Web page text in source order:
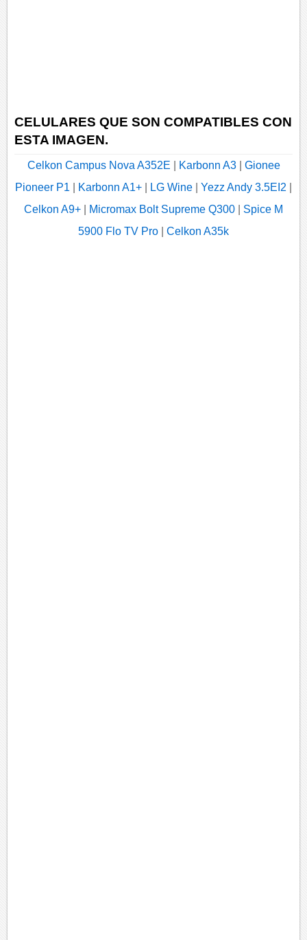
CELULARES QUE SON COMPATIBLES CON
ESTA IMAGEN.
Celkon Campus Nova A352E Karbonn A3| Gionee
Pioneer P1
Karbonn A1+ LG Wine Yezz Andy 3.5EI2
Celkon A9+
Micromax Bolt Supreme Q300
Spice M
5900 Flo TV Pro
Celkon A35k